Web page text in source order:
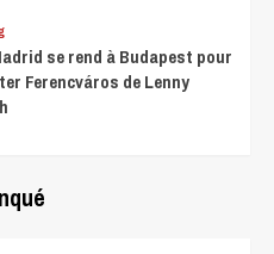
se rend à Budapest pour
Ferencváros de Lenny